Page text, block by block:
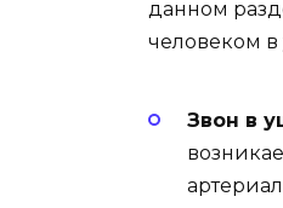
данном
человеком
Звон в